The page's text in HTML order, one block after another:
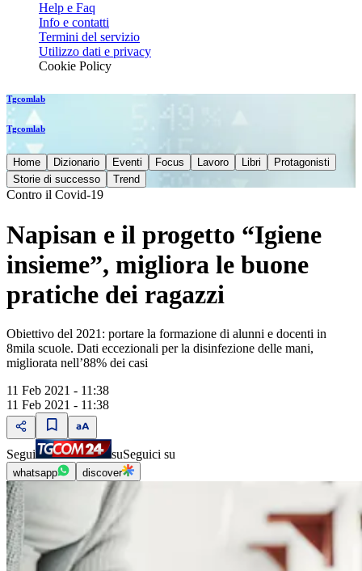
Help e Faq
Info e contatti
Termini del servizio
Utilizzo dati e privacy
Cookie Policy
Tgcomlab
Tgcomlab
Home Dizionario Eventi Focus Lavoro Libri
Protagonisti
Storie di successo
Trend
Contro il Covid-19
Napisan e il progetto “Igiene
insieme”, migliora le buone
pratiche dei ragazzi
Obiettivo del 2021: portare la formazione di alunni e docenti in
8mila scuole. Dati eccezionali per la disinfezione delle mani,
migliorata nell’88% dei casi
11 Feb 2021 - 11:38
11 Feb 2021 - 11:38
Segui suSeguici su
whatsapp discover